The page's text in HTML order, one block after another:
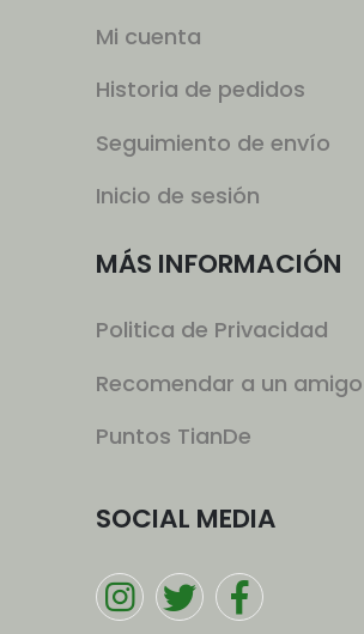
Mi cuenta
Historia de pedidos
Seguimiento de envío
Inicio de sesión
MÁS INFORMACIÓN
Politica de Privacidad
Recomendar a un amigo
Puntos TianDe
SOCIAL MEDIA